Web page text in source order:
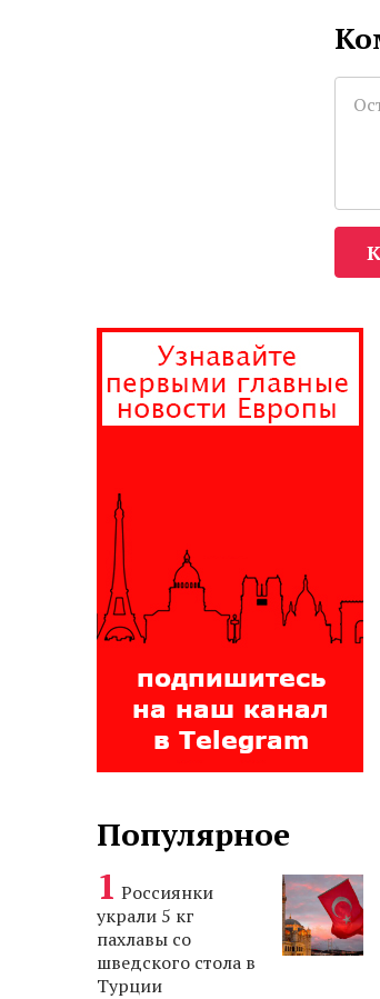
Популярное
Россиянки
украли 5 кг
пахлавы со
шведского стола в
Турции